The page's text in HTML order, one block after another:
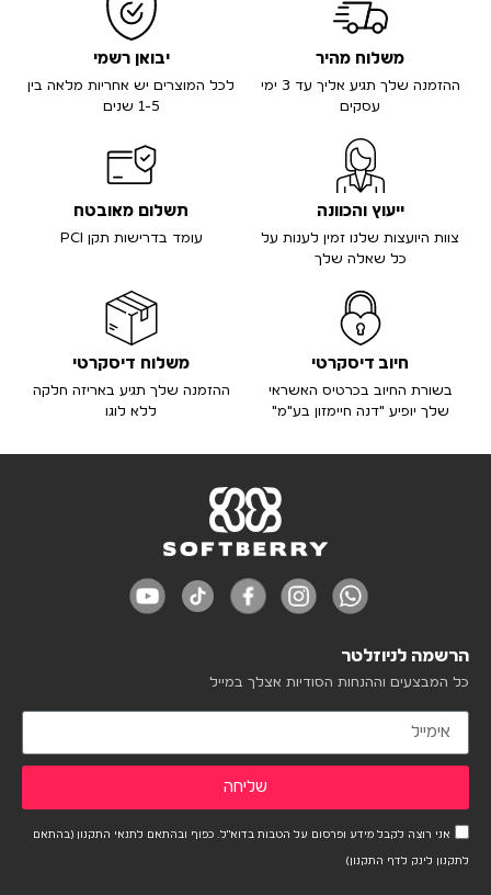
משלוח מהיר
ההזמנה שלך תגיע אליך עד 3 ימי
עסקים
יבואן רשמי
לכל המוצרים יש אחריות מלאה בין
1-5 שנים
ייעוץ והכוונה
צוות היועצות שלנו זמין לענות על
כל שאלה שלך
תשלום מאובטח
עומד בדרישות תקן PCI
חיוב דיסקרטי
בשורת החיוב בכרטיס האשראי
שלך יופיע "דנה חיימזון בע"מ"
משלוח דיסקרטי
ההזמנה שלך תגיע באריזה חלקה
ללא לוגו
הרשמה לניוזלטר
כל המבצעים וההנחות הסודיות אצלך במייל
אני רוצה לקבל מידע ופרסום על הטבות בדוא"ל. כפוף ובהתאם לתנאי התקנון (בהתאם
לתקנון לינק לדף התקנון)
שליחה